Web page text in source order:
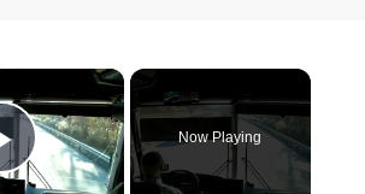
×
Play Video
Now Playing